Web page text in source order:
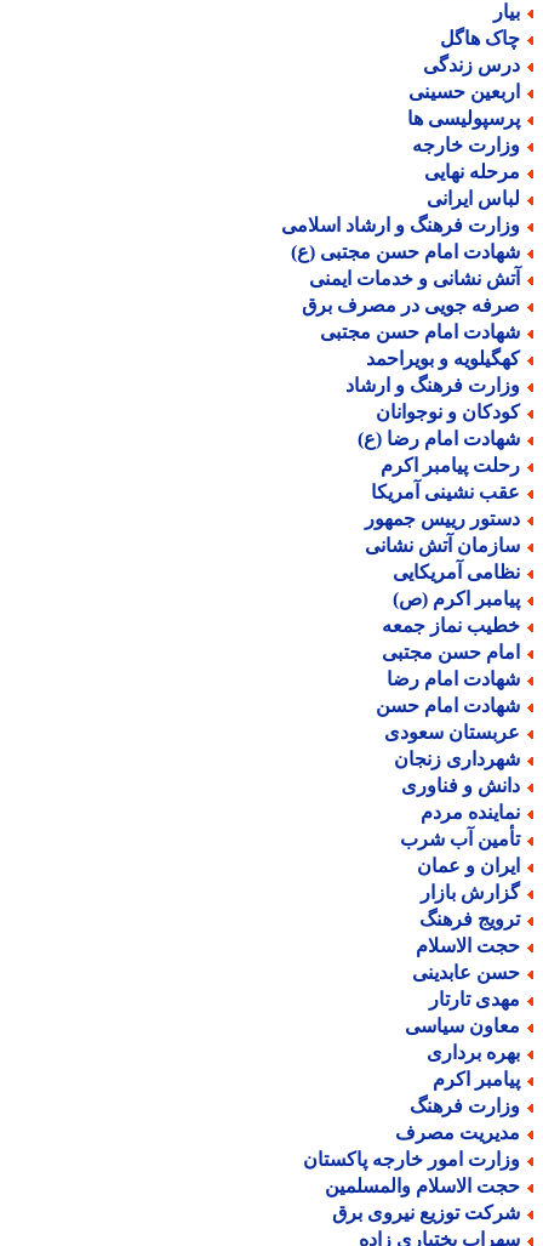
هاگل
زندگی
حسینی
ها
خارجه
نهایی
ایرانی
فرهنگ و ارشاد اسلامی
امام حسن مجتبی (ع)
نشانی و خدمات ایمنی
جویی در مصرف برق
امام حسن مجتبی
و بویراحمد
فرهنگ و ارشاد
و نوجوانان
امام رضا (ع)
پیامبر اکرم
نشینی آمریکا
رییس جمهور
آتش نشانی
آمریکایی
اکرم (ص)
نماز جمعه
حسن مجتبی
امام رضا
امام حسن
سعودی
زنجان
و فناوری
مردم
آب شرب
و عمان
بازار
فرهنگ
الاسلام
عابدینی
تارتار
سیاسی
برداری
اکرم
فرهنگ
مصرف
امور خارجه پاکستان
الاسلام والمسلمین
توزیع نیروی برق
بختیاری زاده